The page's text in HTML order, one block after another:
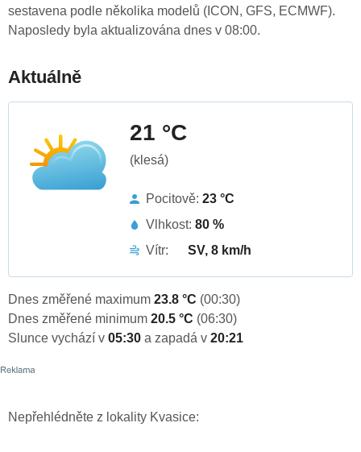
sestavena podle několika modelů (ICON, GFS, ECMWF).
Naposledy byla aktualizována dnes v 08:00.
Aktuálně
21 °C
(klesá)
Pocitově: 23 °C
Vlhkost: 80 %
Vítr:
SV, 8 km/h
Dnes změřené maximum 23.8 °C (00:30)
Dnes změřené minimum 20.5 °C (06:30)
Slunce vychází v 05:30 a zapadá v 20:21
Nepřehlédněte z lokality Kvasice: